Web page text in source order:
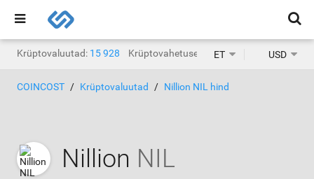
Krüptovaluutad: 15 928 Krüptovahetused: 1471
ET USD
COINCOST Krüptovaluutad Nillion NIL hind
Nillion NIL